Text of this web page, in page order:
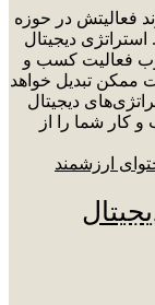
فعالیتش در حوزه
دیجیتال
فعالیت کسب و
ممکن تبدیل خواهد
دیجیتال
کار شما را از